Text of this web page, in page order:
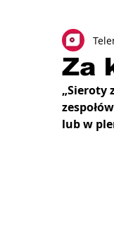
Za
„Sieroty
lub w